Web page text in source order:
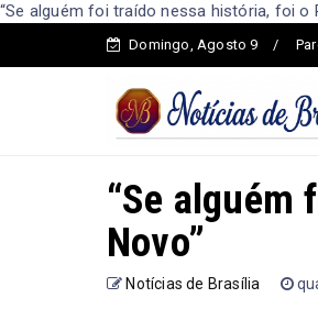
“Se alguém foi traído nessa história, foi o
Domingo, Agosto 9
“Se
Novo”
Notícias de Brasília